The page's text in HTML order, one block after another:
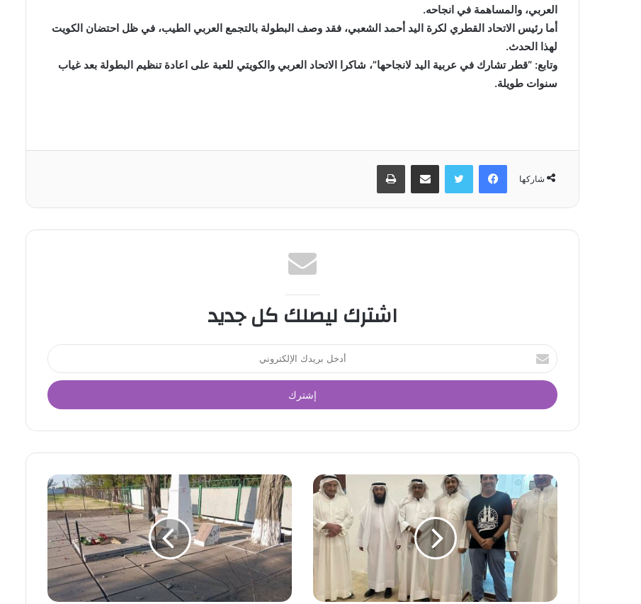
العربي، والمساهمة في انجاحه.
أما رئيس الاتحاد القطري لكرة اليد أحمد الشعبي، فقد وصف البطولة بالتجمع العربي الطيب، في ظل احتضان الكويت
لهذا الحدث.
وتابع: “قطر تشارك في عربية اليد لانجاحها”، شاكرا الاتحاد العربي والكويتي للعبة على اعادة تنظيم البطولة بعد غياب
سنوات طويلة.
شاركها
فيسبوك
اشترك ليصلك كل جديد
أ
د
خ
ل
د
ا
ت